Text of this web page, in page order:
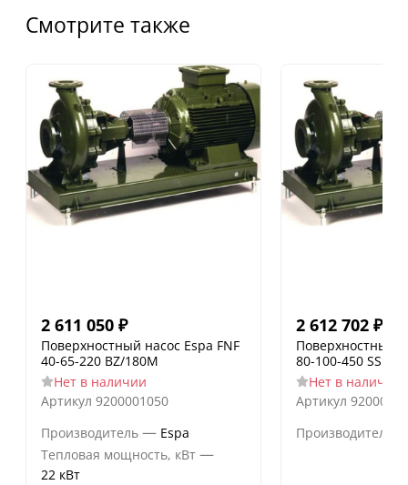
Смотрите также
2 611 050 ₽
Поверхностный насос Espa FNF
40-65-220 BZ/180M
Нет в наличии
Артикул 9200001050
Производитель — Espa
Тепловая мощность, кВт —
22 кВт
2 612 702 ₽
Поверхностный
80-100-450 SS
Нет в наличии
Артикул
Производитель